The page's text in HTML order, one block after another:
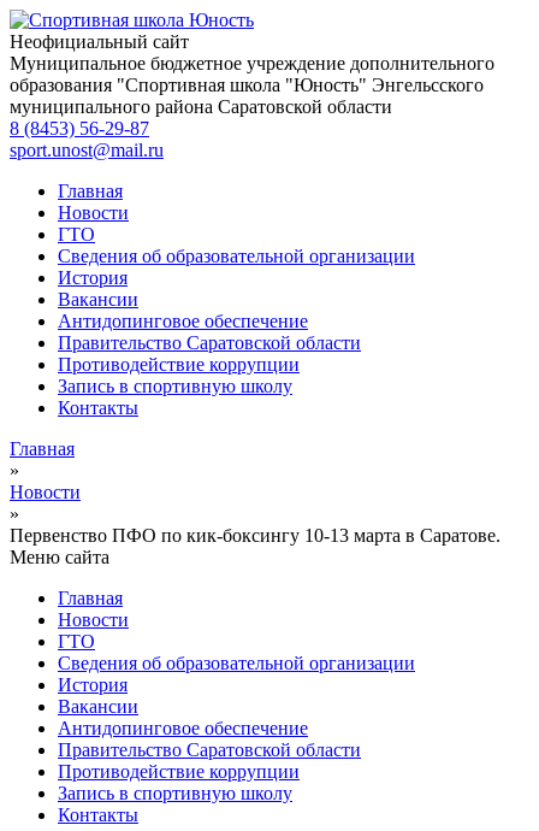
Неофициальный сайт
Муниципальное бюджетное учреждение дополнительного
образования "Спортивная школа "Юность" Энгельсского
муниципального района Саратовской области
8 (8453) 56-29-87
sport.unost@mail.ru
Главная
Новости
ГТО
Сведения об образовательной организации
История
Вакансии
Антидопинговое обеспечение
Правительство Саратовской области
Противодействие коррупции
Запись в спортивную школу
Контакты
Главная
»
Новости
»
Первенство ПФО по кик-боксингу 10-13 марта в Саратове.
Меню сайта
Главная
Новости
ГТО
Сведения об образовательной организации
История
Вакансии
Антидопинговое обеспечение
Правительство Саратовской области
Противодействие коррупции
Запись в спортивную школу
Контакты